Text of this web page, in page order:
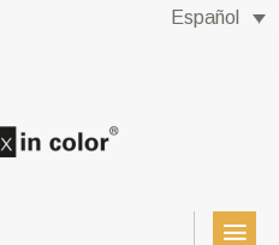
Español